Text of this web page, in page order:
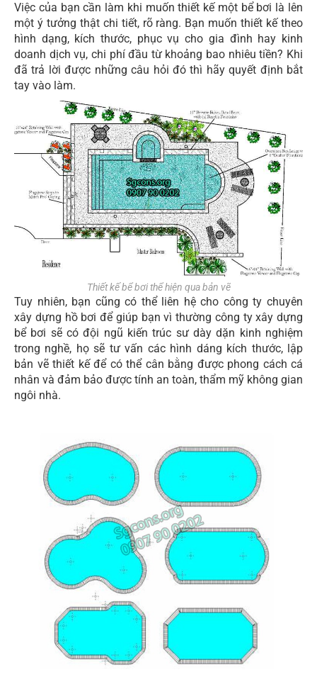
Việc của bạn cần làm khi muốn thiết kế một bể bơi là lên
một ý tưởng thật chi tiết, rõ ràng. Bạn muốn thiết kế theo
hình dạng, kích thước, phục vụ cho gia đình hay kinh
doanh dịch vụ, chi phí đầu từ khoảng bao nhiêu tiền? Khi
đã trả lời được những câu hỏi đó thì hãy quyết định bắt
tay vào làm.
Thiết kế bể bơi thể hiện qua bản vẽ
Tuy nhiên, bạn cũng có thể liên hệ cho công ty chuyên
xây dựng hồ bơi để giúp bạn vì thường công ty xây dựng
bể bơi sẽ có đội ngũ kiến trúc sư dày dặn kinh nghiệm
trong nghề, họ sẽ tư vấn các hình dáng kích thước, lập
bản vẽ thiết kế để có thể cân bằng được phong cách cá
nhân và đảm bảo được tính an toàn, thẩm mỹ không gian
ngôi nhà.